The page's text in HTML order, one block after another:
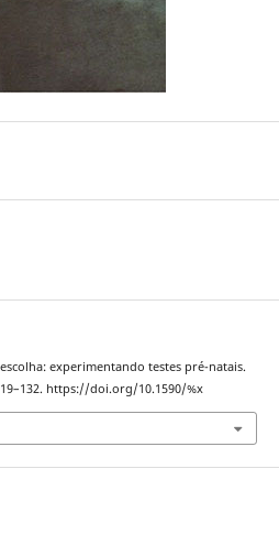
experimentando testes pré-natais.
https://doi.org/10.1590/%x